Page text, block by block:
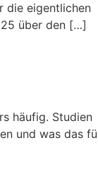
die eigentlichen
über den […]
häufig. Studien
und was das